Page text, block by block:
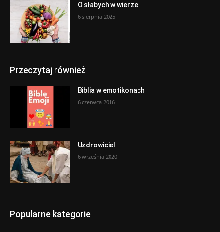
O słabych w wierze
6 sierpnia 2025
Przeczytaj również
Biblia w emotikonach
6 czerwca 2016
Uzdrowiciel
6 września 2020
Popularne kategorie